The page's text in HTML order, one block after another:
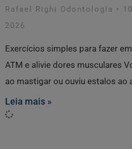
Rafael Righi Odontologia
2026
Exercícios simples para fazer
ATM e alivie dores musculares
ao mastigar ou ouviu estalos ao
Leia mais »